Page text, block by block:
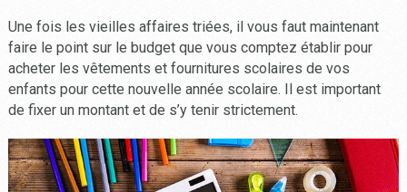
Une fois les vieilles affaires triées, il vous faut maintenant
faire le point sur le budget que vous comptez établir pour
acheter les vêtements et fournitures scolaires de vos
enfants pour cette nouvelle année scolaire. Il est important
de fixer un montant et de s’y tenir strictement.